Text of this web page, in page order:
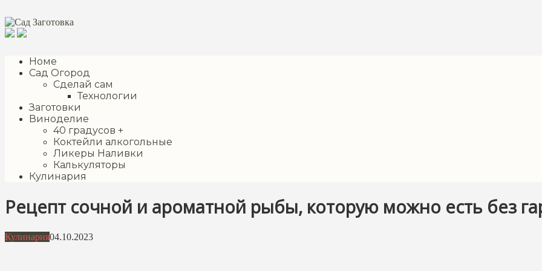
к
контенту
Номе
Сад Огород
Сделай сам
Технологии
Заготовки
Виноделие
40 градусов +
Коктейли алкогольные
Ликеры Наливки
Калькуляторы
Кулинария
Рецепт сочной и ароматной рыбы, которую можно есть без
Кулинария04.10.2023